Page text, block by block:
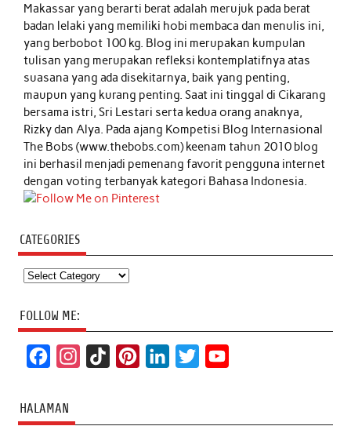
Makassar yang berarti berat adalah merujuk pada berat
badan lelaki yang memiliki hobi membaca dan menulis ini,
yang berbobot 100 kg. Blog ini merupakan kumpulan
tulisan yang merupakan refleksi kontemplatifnya atas
suasana yang ada disekitarnya, baik yang penting,
maupun yang kurang penting. Saat ini tinggal di Cikarang
bersama istri, Sri Lestari serta kedua orang anaknya,
Rizky dan Alya. Pada ajang Kompetisi Blog Internasional
The Bobs (www.thebobs.com) keenam tahun 2010 blog
ini berhasil menjadi pemenang favorit pengguna internet
dengan voting terbanyak kategori Bahasa Indonesia.
CATEGORIES
Categories
FOLLOW ME:
c
e
t
T
t
k
t
T
HALAMAN